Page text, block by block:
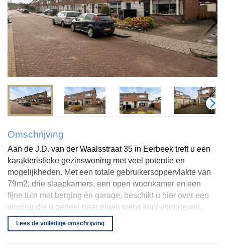
Omschrijving
Aan de J.D. van der Waalsstraat 35 in Eerbeek treft u een
karakteristieke gezinswoning met veel potentie en
mogelijkheden. Met een totale gebruikersoppervlakte van
79m2, drie slaapkamers, een open woonkamer en een
fijne tuin met berging én garage, beschikt u hier over een
woning die u geheel naar eigen wens kunt vormgeven.
Authentieke elementen, zoals de houten draagbalken en
de sfeervolle haard, geven het huis een warm karakter,
terwijl de praktische indeling en eigen oprit zorgen voor
Lees de volledige omschrijving